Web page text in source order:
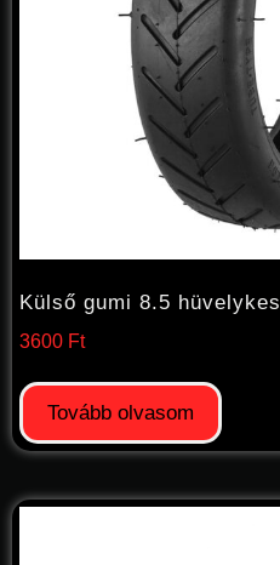
Külső gumi 8.5 hüvelykes
3600 Ft
Tovább olvasom